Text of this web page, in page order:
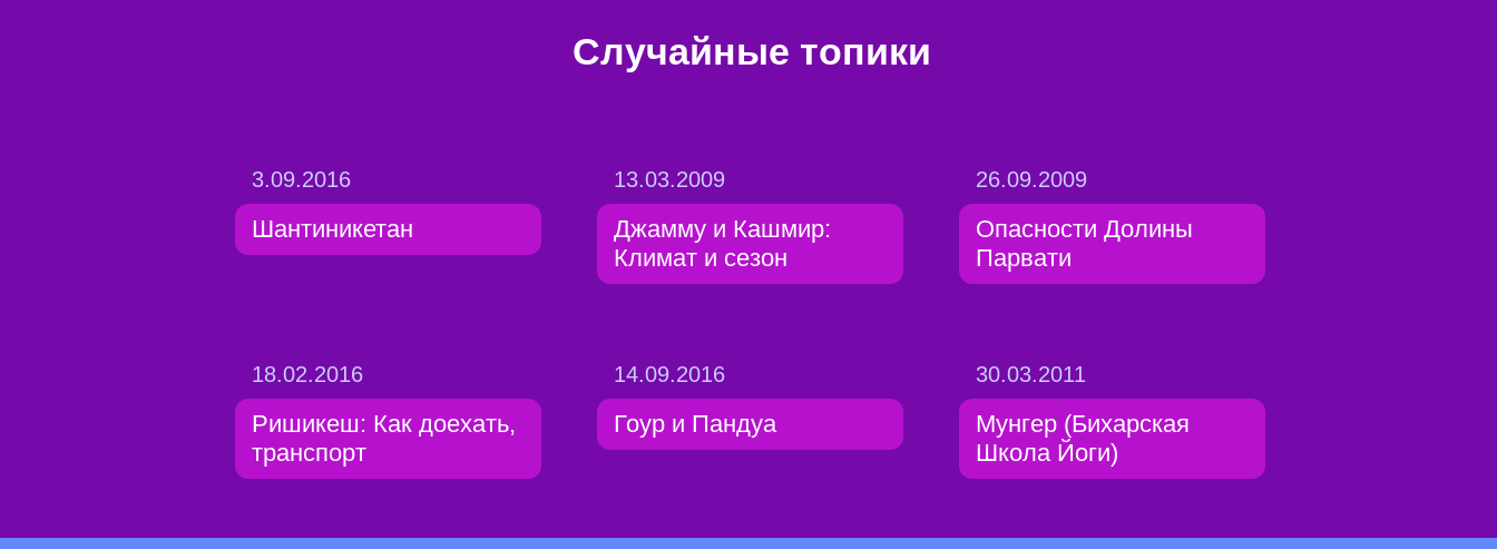
Случайные топики
3.09.2016
Шантиникетан
13.03.2009
Джамму и Кашмир:
Климат и сезон
26.09.2009
Опасности Долины
Парвати
18.02.2016
Ришикеш: Как доехать,
транспорт
14.09.2016
Гоур и Пандуа
30.03.2011
Мунгер (Бихарская
Школа Йоги)